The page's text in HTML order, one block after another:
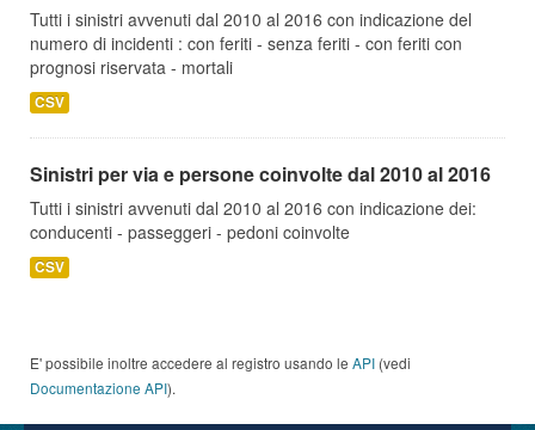
Tutti i sinistri avvenuti dal 2010 al 2016 con indicazione del
numero di incidenti : con feriti - senza feriti - con feriti con
prognosi riservata - mortali
CSV
Sinistri per via e persone coinvolte dal 2010 al 2016
Tutti i sinistri avvenuti dal 2010 al 2016 con indicazione dei:
conducenti - passeggeri - pedoni coinvolte
CSV
E' possibile inoltre accedere al registro usando le API (vedi
Documentazione API).